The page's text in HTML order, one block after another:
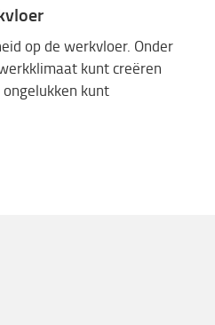
op de werkvloer. Onder
kunt creëren
kunt